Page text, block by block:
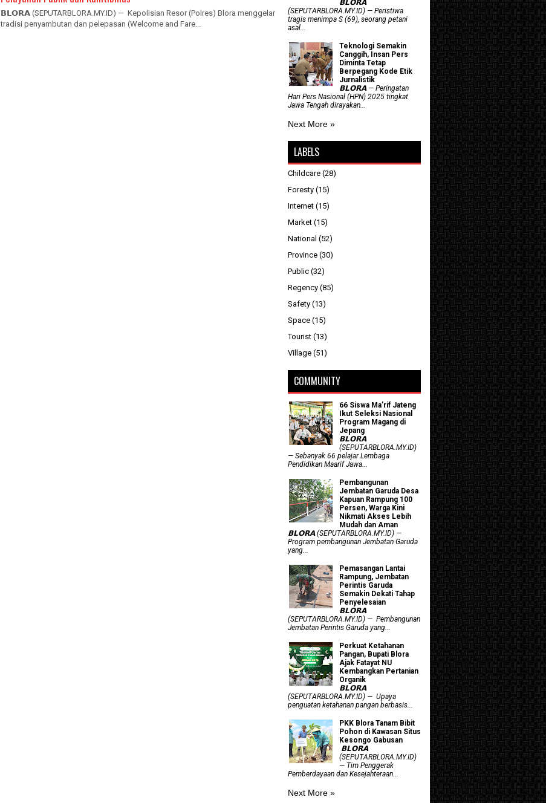
𝗕𝗟𝗢𝗥𝗔 (SEPUTARBLORA.MY.ID) — Kepolisian Resor (Polres) Blora menggelar
tradisi penyambutan dan pelepasan (Welcome and Fare...
𝗕𝗟𝗢𝗥𝗔
(SEPUTARBLORA.MY.ID) — Peristiwa
tragis menimpa S (69), seorang petani
asal...
Teknologi Semakin
Canggih, Insan Pers
Diminta Tetap
Berpegang Kode Etik
Jurnalistik
𝗕𝗟𝗢𝗥𝗔 — Peringatan
Hari Pers Nasional (HPN) 2025 tingkat
Jawa Tengah dirayakan...
Next More »
LABELS
Childcare (28)
Foresty (15)
Internet (15)
Market (15)
National (52)
Province (30)
Public (32)
Regency (85)
Safety (13)
Space (15)
Tourist (13)
Village (51)
COMMUNITY
66 Siswa Ma’rif Jateng
Ikut Seleksi Nasional
Program Magang di
Jepang
𝗕𝗟𝗢𝗥𝗔
(SEPUTARBLORA.MY.ID)
— Sebanyak 66 pelajar Lembaga
Pendidikan Maarif Jawa...
Pembangunan
Jembatan Garuda Desa
Kapuan Rampung 100
Persen, Warga Kini
Nikmati Akses Lebih
Mudah dan Aman
𝗕𝗟𝗢𝗥𝗔 (SEPUTARBLORA.MY.ID) —
Program pembangunan Jembatan Garuda
yang...
Pemasangan Lantai
Rampung, Jembatan
Perintis Garuda
Semakin Dekati Tahap
Penyelesaian
𝗕𝗟𝗢𝗥𝗔
(SEPUTARBLORA.MY.ID) — Pembangunan
Jembatan Perintis Garuda yang...
​Perkuat Ketahanan
Pangan, Bupati Blora
Ajak Fatayat NU
Kembangkan Pertanian
Organik
𝗕𝗟𝗢𝗥𝗔
(SEPUTARBLORA.MY.ID) — Upaya
penguatan ketahanan pangan berbasis...
PKK Blora Tanam Bibit
Pohon di Kawasan Situs
Kesongo Gabusan
‎ 𝗕𝗟𝗢𝗥𝗔
(SEPUTARBLORA.MY.ID)
— Tim Penggerak
Pemberdayaan dan Kesejahteraan...
Next More »